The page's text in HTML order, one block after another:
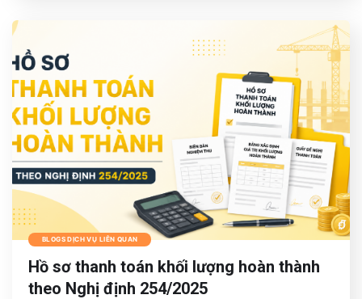
BLOGS DỊCH VỤ LIÊN QUAN
Hồ sơ thanh toán khối lượng hoàn thành
theo Nghị định 254/2025